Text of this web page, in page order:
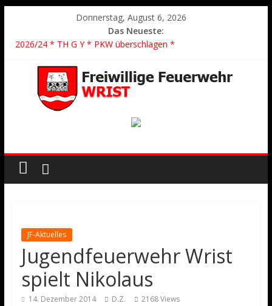
Donnerstag, August 6, 2026
Das Neueste:
2026/24 * TH G Y * PKW überschlagen *
2026/22 TH Y * VU * 1 Person klemmt * Hingstheide
Der schönste Einsatz des Jahres 2026
2026/21 Löschhilfe * FEU WALD * Feuer/Rauchentwicklung *
Föhrden-Barl *
JF-Aktuelles
Jugendfeuerwehr Wrist
spielt Nikolaus
14. Dezember 2014 D.Z. 2168 Views